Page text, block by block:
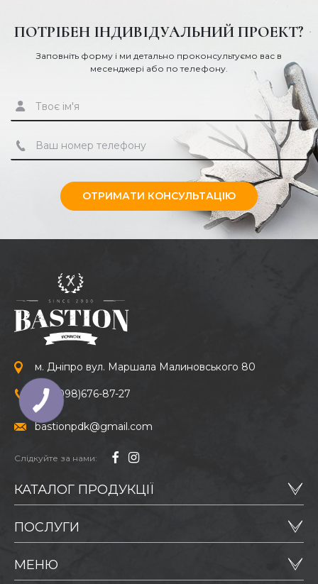
ПОТРІБЕН ІНДИВІДУАЛЬНИЙ ПРОЕКТ?
Заповніть форму і ми детально проконсультуємо вас в
месенджері або по телефону.
ОТРИМАТИ КОНСУЛЬТАЦІЮ
м. Дніпро вул. Маршала Малиновського 80
+38 (098)676-87-27
bastionpdk@gmail.com
Слідкуйте за нами:
КАТАЛОГ ПРОДУКЦІЇ
ПОСЛУГИ
МЕНЮ